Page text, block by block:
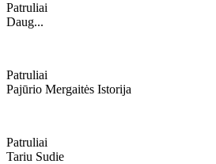
Patruliai
Daug...
Patruliai
Pajūrio Mergaitės Istorija
Patruliai
Tariu Sudie